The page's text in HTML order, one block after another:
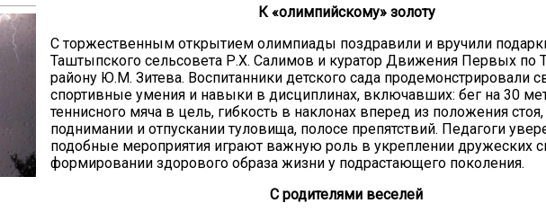
К «олимпийскому» золоту
С торжественным открытием олимпиады поздравили и вручили
Таштыпского сельсовета Р.Х. Салимов и куратор Движения Первых по
району Ю.М. Зитева. Воспитанники детского сада продемонстрировали
спортивные умения и навыки в дисциплинах, включавших: бег на 30
теннисного мяча в цель, гибкость в наклонах вперед из положения
поднимании и отпускании туловища, полосе препятствий. Педагоги
подобные мероприятия играют важную роль в укреплении дружеских
формировании здорового образа жизни у подрастающего поколения.
С родителями веселей